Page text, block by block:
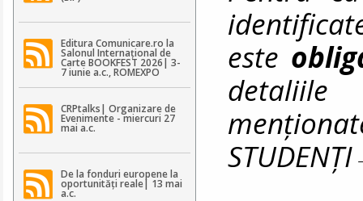
Editura Comunicare.ro la
Salonul Internațional de
Carte BOOKFEST 2026| 3-
7 iunie a.c., ROMEXPO
CRPtalks| Organizare de
Evenimente - miercuri 27
mai a.c.
De la fonduri europene la
oportunități reale| 13 mai
a.c.
este